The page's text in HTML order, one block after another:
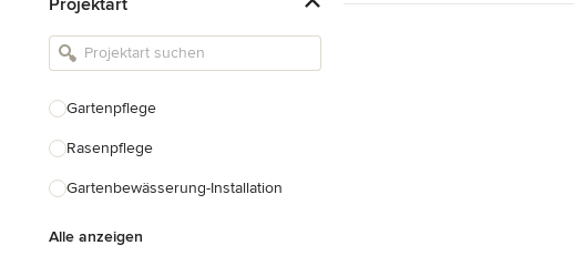
Armaturen & Sanitärbedarf
Einbauschränke
Gartenpflege
Rasenpflege
Gartenbewässerung-Installation
Alle anzeigen